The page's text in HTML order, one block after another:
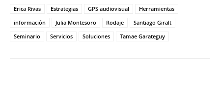
Erica Rivas
Estrategias GPS audiovisual
Herramientas
información
Julia Montesoro Rodaje
Santiago Giralt
Seminario
Servicios Soluciones Tamae Garateguy